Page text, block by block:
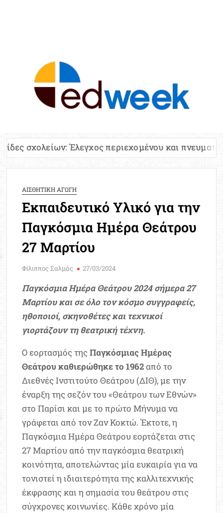
Έλεγχος περιεχομένου και πνευματικών
ΑΙΣΘΗΤΙΚΗ ΑΓΩΓΗ
Εκπαιδευτικό Υλικό για την
Παγκόσμια Ημέρα Θεάτρου
27 Μαρτίου
Φίλιππος Σαλμάς 27/03/2024
Παγκόσμια Ημέρα Θεάτρου 2024 σήμερα 27
Μαρτίου και σε όλο τον κόσμο συγγραφείς,
ηθοποιοί, σκηνοθέτες και τεχνικοί
γιορτάζουν τη θεατρική τέχνη.
Ο εορτασμός τηςΠαγκόσμιας Ημέρας
Θεάτρου καθιερώθηκε το 1962 από το
Διεθνές Ινστιτούτο Θεάτρου (ΔΙΘ), με την
έναρξη της σεζόν του «Θεάτρου των Εθνών»
στο Παρίσι και με το πρώτο Μήνυμα να
γράφεται από τον Ζαν Κοκτώ. Έκτοτε, η
Παγκόσμια Ημέρα Θεάτρου εορτάζεται στις
27 Μαρτίου από την παγκόσμια θεατρική
κοινότητα, αποτελώντας μία ευκαιρία για να
τονιστεί η ιδιαιτερότητα της καλλιτεχνικής
έκφρασης και η σημασία του θεάτρου στις
σύγχρονες κοινωνίες. Κάθε χρόνο μία